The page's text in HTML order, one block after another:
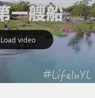
Load video